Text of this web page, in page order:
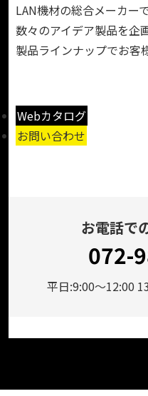
LAN機材の総合メーカーで
数々のアイデア製品を企
製品ラインナップでお客
Webカタログ
お問い合わせ
お電話で
072-
平日:9:00～12:00